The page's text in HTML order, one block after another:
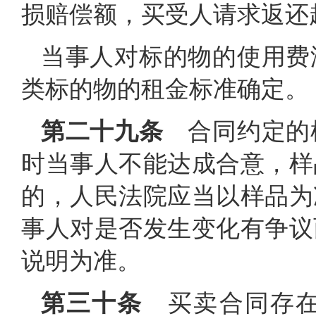
损赔偿额，买受人请求返
当事人对标的物的使用
类标的物的租金标准确定。
第二十九条合同约定的
时当事人不能达成合意，
的，人民法院应当以样品
事人对是否发生变化有争
说明为准。
第三十条 买卖合同存